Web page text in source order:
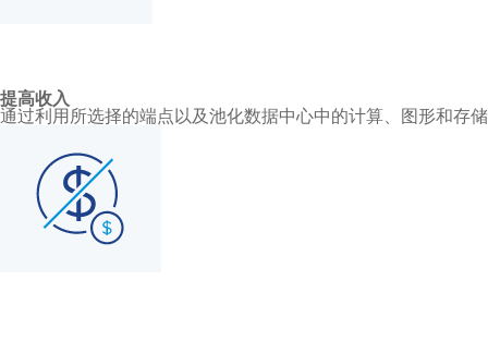
提高收入
通过利用所选择的端点以及池化数据中心中的计算、图形和存